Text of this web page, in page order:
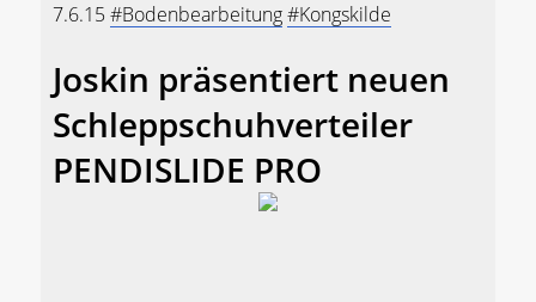
7.6.15#Bodenbearbeitung#Kongskilde
Joskin präsentiert neuen
Schleppschuhverteiler
PENDISLIDE PRO